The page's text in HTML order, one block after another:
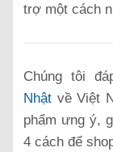
trợ một cách
Chúng tôi
Nhật về Việt
phẩm ưng ý,
4 cách để